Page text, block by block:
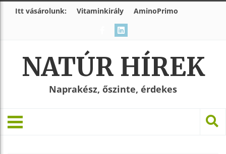
Itt vásárolunk: Vitaminkirály AminoPrimo
NATÚR HÍREK
Naprakész, őszinte, érdekes